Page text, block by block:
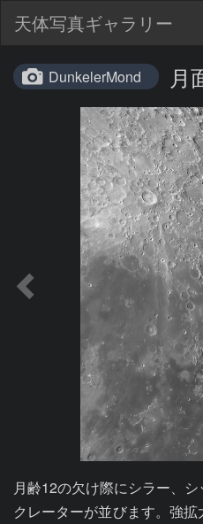
天体写真ギャラリー
DunkelerMond 月
月齢12の欠け際にシラー、
クレーターが並びます。強